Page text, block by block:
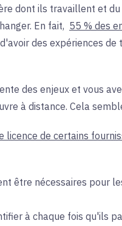
dont ils travaillent et
En fait, 55 % des
des expériences
des enjeux et vous
à distance. Cela
licence de certains
être nécessaires pour
à chaque fois qu'ils